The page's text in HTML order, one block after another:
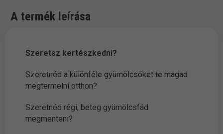
A termék leírása
Szeretsz kertészkedni?
Szeretnéd a különféle gyümölcsöket te magad
megtermelni otthon?
Szeretnéd régi, beteg gyümölcsfád
megmenteni?